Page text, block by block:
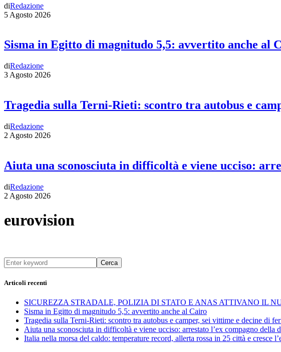
diRedazione
5 Agosto 2026
Sisma in Egitto di magnitudo 5,5: avvertito anche al
diRedazione
3 Agosto 2026
Tragedia sulla Terni-Rieti: scontro tra autobus e
diRedazione
2 Agosto 2026
Aiuta una sconosciuta in difficoltà e viene ucciso:
diRedazione
2 Agosto 2026
eurovision
Cerca
Articoli recenti
SICUREZZA STRADALE, POLIZIA DI STATO E ANAS ATTIVANO IL
Sisma in Egitto di magnitudo 5,5: avvertito anche al Cairo
Tragedia sulla Terni-Rieti: scontro tra autobus e camper, sei vittime e decine di
Aiuta una sconosciuta in difficoltà e viene ucciso: arrestato l’ex compagno della
Italia nella morsa del caldo: temperature record, allerta rossa in 25 città e cresce